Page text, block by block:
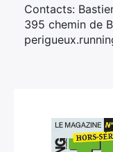
Contacts:
395 chemin de